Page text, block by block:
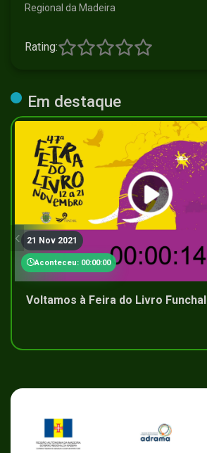
Regional da Madeira
Rating:
Em destaque
21 Nov 2021
Aconteceu: 00:00:00
Voltamos à Feira do Livro Funchal